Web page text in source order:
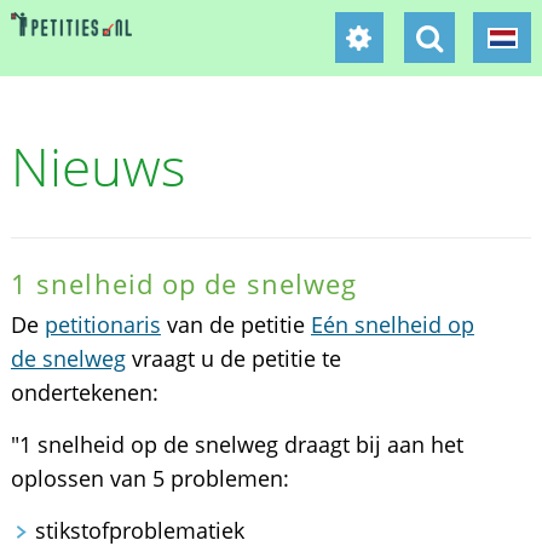
Nieuws
1 snelheid op de snelweg
De petitionaris van de petitie Eén snelheid op
de snelwegvraagt u de petitie te
ondertekenen:
"1 snelheid op de snelweg draagt bij aan het
oplossen van 5 problemen:
stikstofproblematiek